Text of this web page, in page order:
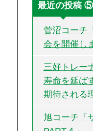
最近の投稿 ⑤
菅沼コーチ
会を開催し
三好トレー
寿命を延ば
期待される
旭コーチ「